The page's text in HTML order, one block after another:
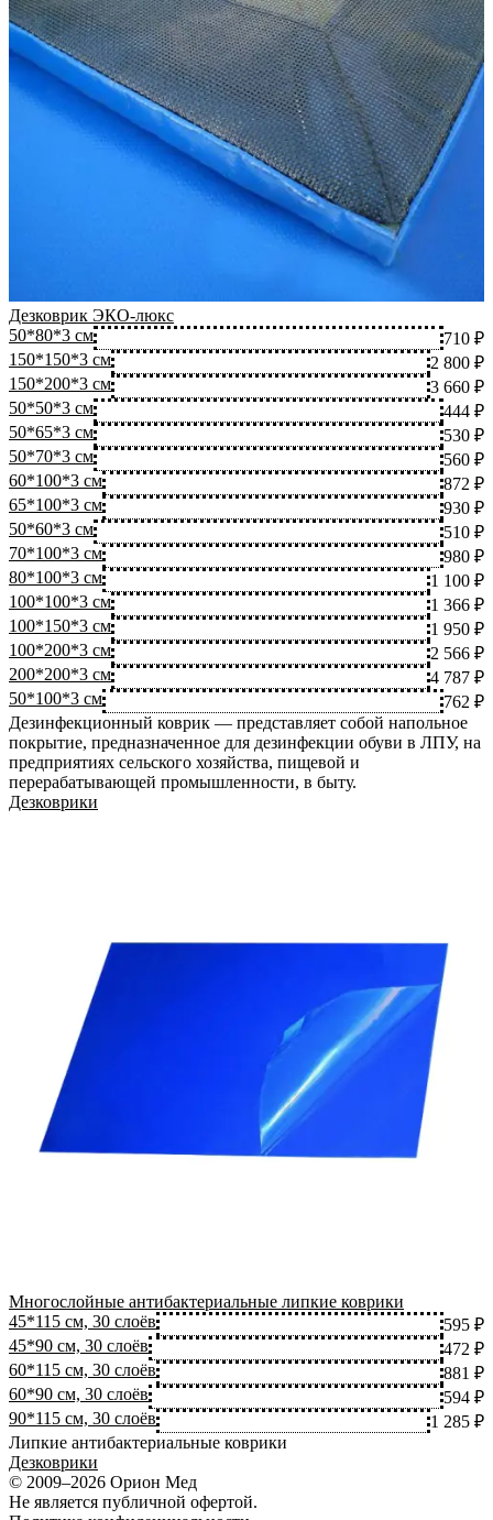
Дезковрик ЭКО-люкс
50*80*3 см
710 ₽
150*150*3 см
2 800 ₽
150*200*3 см
3 660 ₽
50*50*3 см
444 ₽
50*65*3 см
530 ₽
50*70*3 см
560 ₽
60*100*3 см
872 ₽
65*100*3 см
930 ₽
50*60*3 см
510 ₽
70*100*3 см
980 ₽
80*100*3 см
1 100 ₽
100*100*3 см
1 366 ₽
100*150*3 см
1 950 ₽
100*200*3 см
2 566 ₽
200*200*3 см
4 787 ₽
50*100*3 см
762 ₽
Дезинфекционный коврик — представляет собой напольное
покрытие, предназначенное для дезинфекции обуви в ЛПУ, на
предприятиях сельского хозяйства, пищевой и
перерабатывающей промышленности, в быту.
Дезковрики
Многослойные антибактериальные липкие коврики
45*115 см, 30 слоёв
595 ₽
45*90 см, 30 слоёв
472 ₽
60*115 см, 30 слоёв
881 ₽
60*90 см, 30 слоёв
594 ₽
90*115 см, 30 слоёв
1 285 ₽
Липкие антибактериальные коврики
Дезковрики
© 2009–2026 Орион Мед
Не является публичной офертой.